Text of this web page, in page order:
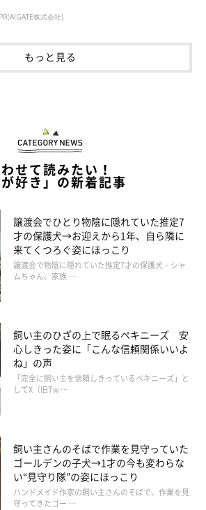
たら、つーちゃんと銀ちゃんが雪だるまを
PR(AIGATE株式会社)
もっと見る
せて読みたい！
が好き」の新着記事
譲渡会でひとり物陰に隠れていた推定7
才の保護犬→お迎えから1年、自ら隣に
来てくつろぐ姿にほっこり
譲渡会で物陰に隠れていた推定7才の保護犬・シャ
ムちゃん。家族 …
飼い主のひざの上で眠るペキニーズ 安
心しきった姿に「こんな信頼関係いいよ
ね」の声
「完全に飼い主を信頼しきっているペキニーズ」と
してX（旧Tw …
飼い主さんのそばで作業を見守っていた
ゴールデンの子犬→1才の今も変わらな
い“見守り隊”の姿にほっこり
ハンドメイド作家の飼い主さんのそばで、作業を見
守ってきたゴー …